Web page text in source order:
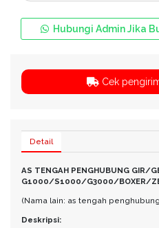
Hubungi Admin Jika
Cek
Detail
AS TENGAH PENGHUBUNG GIR/
G1000/S1000/G3000/BOXER/
(Nama lain: as tengah
Deskripsi: